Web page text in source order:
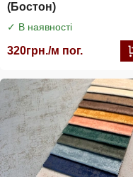
(Бостон)
✓ В наявності
320грн./м пог.